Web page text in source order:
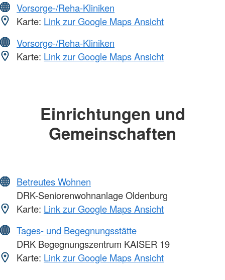
Vorsorge-/Reha-Kliniken
Karte: Link zur Google Maps Ansicht
Vorsorge-/Reha-Kliniken
Karte: Link zur Google Maps Ansicht
Einrichtungen und
Gemeinschaften
Betreutes Wohnen
DRK-Seniorenwohnanlage Oldenburg
Karte: Link zur Google Maps Ansicht
Tages- und Begegnungsstätte
DRK Begegnungszentrum KAISER 19
Karte: Link zur Google Maps Ansicht